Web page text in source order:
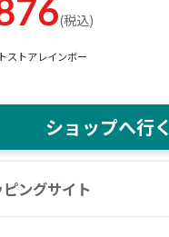
(税込)
ストアレインボー
ショップへ行く
ングサイト